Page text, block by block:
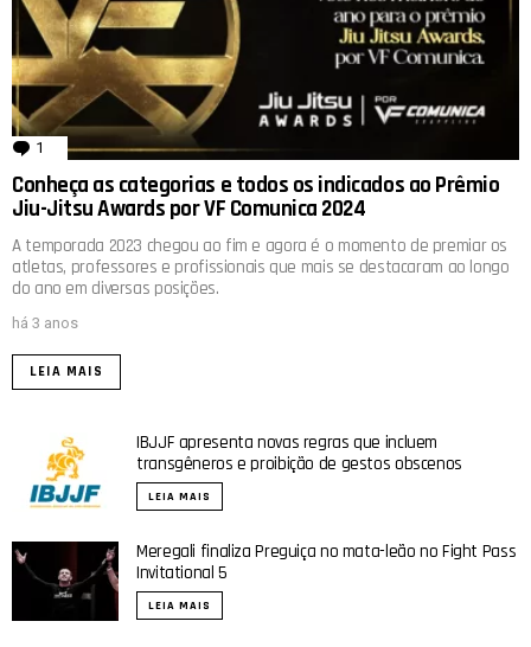
1 comentário
Conheça as categorias e todos os indicados ao Prêmio
Jiu-Jitsu Awards por VF Comunica 2024
A temporada 2023 chegou ao fim e agora é o momento de premiar os
atletas, professores e profissionais que mais se destacaram ao longo
do ano em diversas posições.
há 3 anos
LEIA MAIS
IBJJF apresenta novas regras que incluem
transgêneros e proibição de gestos obscenos
LEIA MAIS
Meregali finaliza Preguiça no mata-leão no Fight Pass
Invitational 5
LEIA MAIS